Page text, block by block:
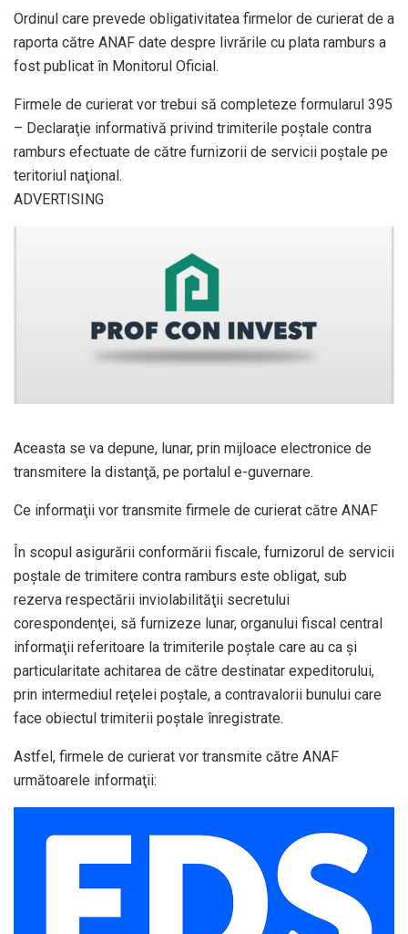
Ordinul care prevede obligativitatea firmelor de curierat de a
raporta către ANAF date despre livrările cu plata ramburs a
fost publicat în Monitorul Oficial.
Firmele de curierat vor trebui să completeze formularul 395
– Declaraţie informativă privind trimiterile poștale contra
ramburs efectuate de către furnizorii de servicii poștale pe
teritoriul naţional.
ADVERTISING
Aceasta se va depune, lunar, prin mijloace electronice de
transmitere la distanţă, pe portalul e-guvernare.
Ce informaţii vor transmite firmele de curierat către ANAF
În scopul asigurării conformării fiscale, furnizorul de servicii
poştale de trimitere contra ramburs este obligat, sub
rezerva respectării inviolabilităţii secretului
corespondenţei, să furnizeze lunar, organului fiscal central
informaţii referitoare la trimiterile poştale care au ca şi
particularitate achitarea de către destinatar expeditorului,
prin intermediul reţelei poştale, a contravalorii bunului care
face obiectul trimiterii poştale înregistrate.
Astfel, firmele de curierat vor transmite către ANAF
următoarele informaţii: